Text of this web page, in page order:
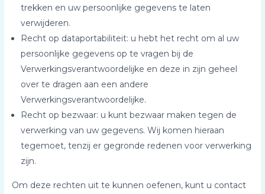
trekken en uw persoonlijke gegevens te laten
verwijderen.
Recht op dataportabiliteit: u hebt het recht om al uw
persoonlijke gegevens op te vragen bij de
Verwerkingsverantwoordelijke en deze in zijn geheel
over te dragen aan een andere
Verwerkingsverantwoordelijke.
Recht op bezwaar: u kunt bezwaar maken tegen de
verwerking van uw gegevens. Wij komen hieraan
tegemoet, tenzij er gegronde redenen voor verwerking
zijn.
Om deze rechten uit te kunnen oefenen, kunt u contact